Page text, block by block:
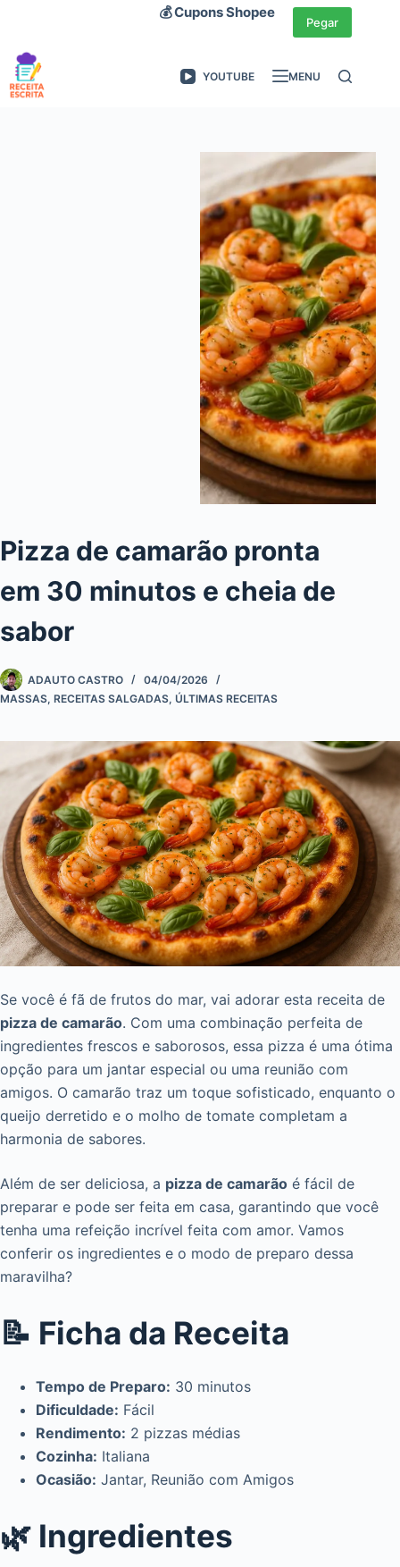
conteúdo
💰 Cupons Shopee
Pegar
YOUTUBE MENU
Pizza de camarão pronta
em 30 minutos e cheia de
sabor
ADAUTO CASTRO
04/04/2026
MASSAS, RECEITAS SALGADAS, ÚLTIMAS RECEITAS
Se você é fã de frutos do mar, vai adorar esta receita de
pizza de camarão. Com uma combinação perfeita de
ingredientes frescos e saborosos, essa pizza é uma ótima
opção para um jantar especial ou uma reunião com
amigos. O camarão traz um toque sofisticado, enquanto o
queijo derretido e o molho de tomate completam a
harmonia de sabores.
Além de ser deliciosa, a pizza de camarão é fácil de
preparar e pode ser feita em casa, garantindo que você
tenha uma refeição incrível feita com amor. Vamos
conferir os ingredientes e o modo de preparo dessa
maravilha?
📝 Ficha da Receita
Tempo de Preparo: 30 minutos
Dificuldade: Fácil
Rendimento: 2 pizzas médias
Cozinha: Italiana
Ocasião: Jantar, Reunião com Amigos
🌿 Ingredientes